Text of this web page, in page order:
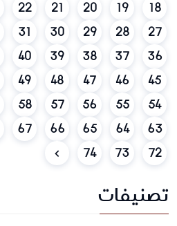
18
19
20
21
22
27
28
29
30
31
36
37
38
39
40
45
46
47
48
49
54
55
56
57
58
63
64
65
66
67
72
73
74
تصنيفات